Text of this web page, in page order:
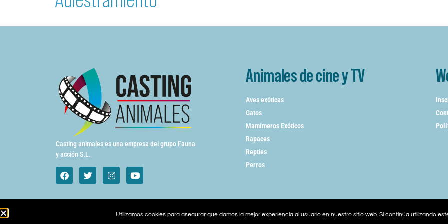
Casting animales es una empresa del grupo Fauna
y acción S.L.
Animales de cine y TV
Aves exóticas
Gatos
Mamímeros Exóticos
Rapaces
Repties
Perros
Utilizamos cookies para asegurar que damos la mejor experiencia al usuario en nuestro sitio web. Si continúa utilizando